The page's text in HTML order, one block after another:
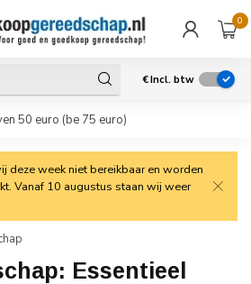
0
€Incl. btw
50 euro (be 75 euro)
deze week niet bereikbaar en worden
Vanaf 10 augustus staan wij weer
Essentieel